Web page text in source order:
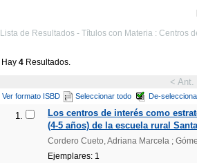
Lista de Resultados - Títulos con Materia : Centros
Hay 4 Resultados.
< Ant.
Ver formato ISBD Seleccionar todo De-
1.
Los centros de interés como
(4-5 años) de la escuela rural
Cordero Cueto, Adriana Marcela ;
Ejemplares: 1